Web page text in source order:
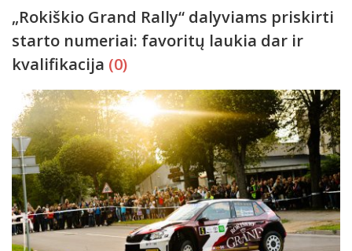
„Rokiškio Grand Rally“ dalyviams priskirti
starto numeriai: favoritų laukia dar ir
kvalifikacija (0)